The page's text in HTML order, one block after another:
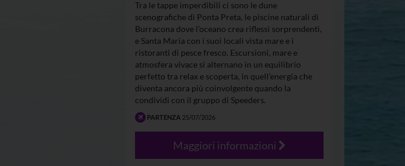
Tra le tappe imperdibili ci sono le dune
scenografiche di Ponta Preta, le piscine naturali di
Burracona dove l’oceano crea riflessi sorprendenti,
e Santa Maria con i suoi locali vista mare e i
ristoranti di pesce fresco. Escursioni, mare e
atmosfera vivace si alternano in un equilibrio
perfetto tra relax e scoperta, in quell’energia che
diventa ancora più coinvolgente quando la
condividi con il gruppo di Speeders.
PARTENZA 25/07/2026
Maggiori informazioni